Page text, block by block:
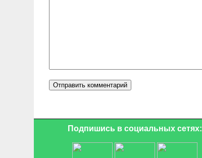
Подпишись в социальных сетях: